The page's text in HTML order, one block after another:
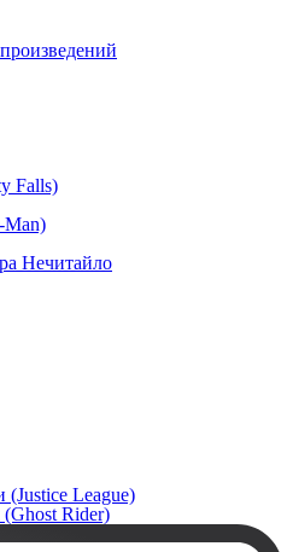
Falls)
Man)
Нечитайло
League)
Rider)